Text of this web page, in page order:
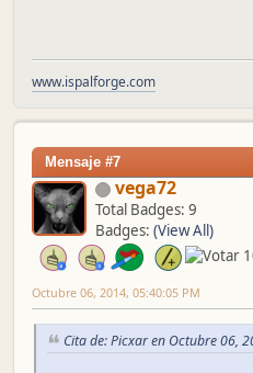
www.ispalforge.com
Mensaje #7
vega72
Total Badges: 9
Badges: (View All)
Octubre 06, 2014, 05:40:05 PM
Cita de: Picxar en Octubre 06,